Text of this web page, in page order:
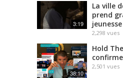
3:19
La ville
prend
jeunesse
2,298 vues
38:10
Hold
confirme
2,501 vues